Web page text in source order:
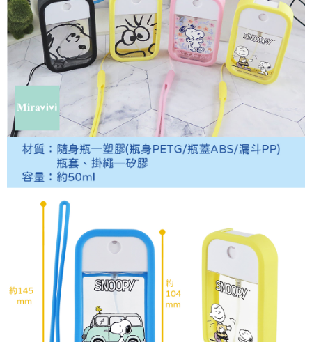
１．透過由恩沛科技股份有限公司提供之「AFTEE先享後付」服務完成之交
易，需依本服務之必要範圍內提供個人資料，並將交易相關給付款項請求債
權轉讓予恩沛科技股份有限公司。
２．關於個人資料處理事宜，請瀏覽以下網址：
https://aftee.tw/terms/#terms3
３．未成年的使用者請事先徵得法定代理人或監護人之同意方可使用
「AFTEE先享後付」，若未經同意申辦者引起之損失，本公司不負相關責
４．使用「AFTEE先享後付」時，將依據個別帳號之用戶狀況，依本公司即
時審查核予不同之上限額度；若仍有額度不足之情形，本公司將視審查結果
請求用戶進行身份認證。
５．嚴禁一人註冊多個帳號或使用他人資訊註冊。若發現惡意使用之情形，
恩沛科技股份有限公司將有權停止該用戶之使用額度並採取法律行動。
每筆NT$120，滿NT$499(含以上)免運費
海外宅配 查看運費